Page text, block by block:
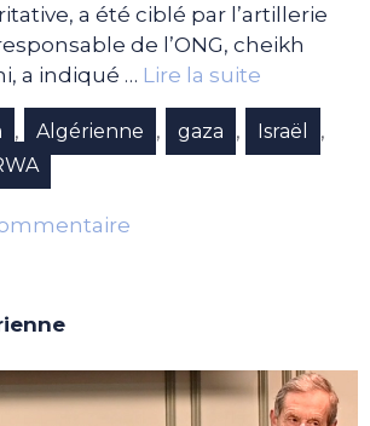
a été ciblé par l’artillerie
de l’ONG, cheikh
a indiqué … Lire la suite
, Algérienne , gaza , Israël ,